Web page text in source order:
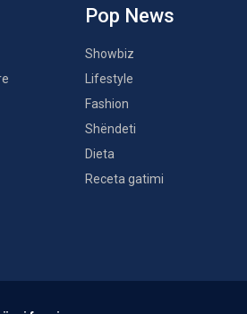
Pop News
Showbiz
Lifestyle
Fashion
Shëndeti
Dieta
Receta gatimi